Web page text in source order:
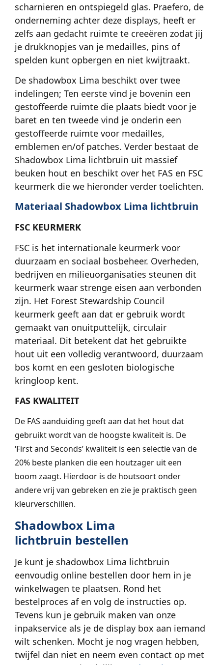
scharnieren en ontspiegeld glas. Praefero, de
onderneming achter deze displays, heeft er
zelfs aan gedacht ruimte te creeëren zodat jij
je drukknopjes van je medailles, pins of
spelden kunt opbergen en niet kwijtraakt.
De shadowbox Lima beschikt over twee
indelingen; Ten eerste vind je bovenin een
gestoffeerde ruimte die plaats biedt voor je
baret en ten tweede vind je onderin een
gestoffeerde ruimte voor medailles,
emblemen en/of patches. Verder bestaat de
Shadowbox Lima lichtbruin uit massief
beuken hout en beschikt over het FAS en FSC
keurmerk die we hieronder verder toelichten.
Materiaal Shadowbox Lima lichtbruin
FSC KEURMERK
FSC is het internationale keurmerk voor
duurzaam en sociaal bosbeheer. Overheden,
bedrijven en milieuorganisaties steunen dit
keurmerk waar strenge eisen aan verbonden
zijn. Het Forest Stewardship Council
keurmerk geeft aan dat er gebruik wordt
gemaakt van onuitputtelijk, circulair
materiaal. Dit betekent dat het gebruikte
hout uit een volledig verantwoord, duurzaam
bos komt en een gesloten biologische
kringloop kent.
FAS KWALITEIT
De FAS aanduiding geeft aan dat het hout dat
gebruikt wordt van de hoogste kwaliteit is. De
‘First and Seconds’ kwaliteit is een selectie van de
20% beste planken die een houtzager uit een
boom zaagt. Hierdoor is de houtsoort onder
andere vrij van gebreken en zie je praktisch geen
kleurverschillen.
Shadowbox Lima
lichtbruin bestellen
Je kunt je shadowbox Lima lichtbruin
eenvoudig online bestellen door hem in je
winkelwagen te plaatsen. Rond het
bestelproces af en volg de instructies op.
Tevens kun je gebruik maken van onze
inpakservice als je de display box aan iemand
wilt schenken. Mocht je nog vragen hebben,
twijfel dan niet en neem even contact op met